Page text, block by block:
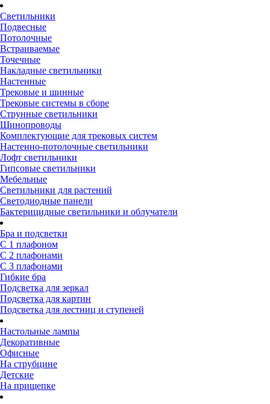
Светильники
Подвесные
Потолочные
Встраиваемые
Точечные
Накладные светильники
Настенные
Трековые и шинные
Трековые системы в сборе
Струнные светильники
Шинопроводы
Комплектующие для трековых систем
Настенно-потолочные светильники
Лофт светильники
Гипсовые светильники
Мебельные
Светильники для растений
Светодиодные панели
Бактерицидные светильники и облучатели
Бра и подсветки
С 1 плафоном
С 2 плафонами
С 3 плафонами
Гибкие бра
Подсветка для зеркал
Подсветка для картин
Подсветка для лестниц и ступеней
Настольные лампы
Декоративные
Офисные
На струбцине
Детские
На прищепке